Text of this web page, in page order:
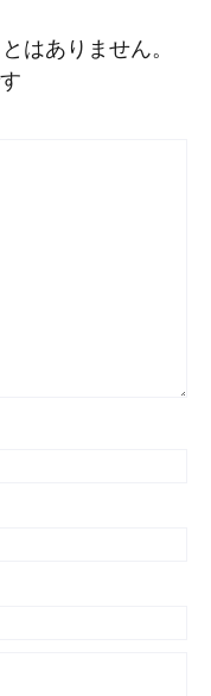
はありません。